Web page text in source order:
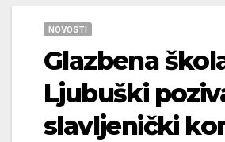
NOVOSTI
Glazbena
Ljubuški
slavljenički